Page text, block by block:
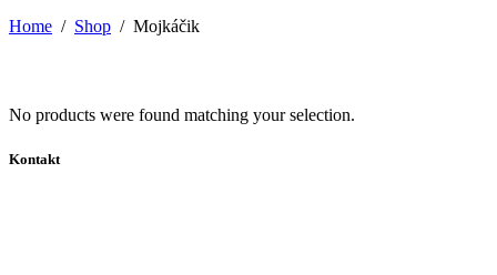
Home / Shop / Mojkáčik
No products were found matching your selection.
Kontakt